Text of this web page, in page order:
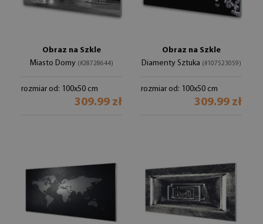
Obraz na Szkle
Miasto Domy (#28728644)
rozmiar od: 100x50 cm
309.99 zł
Obraz na Szkle
Diamenty Sztuka (#107523059)
rozmiar od: 100x50 cm
309.99 zł